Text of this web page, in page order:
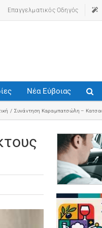
Επαγγελματικός Οδηγός
Νέα Εύβοιας
Συνάντηση Καραμπατσώλη –